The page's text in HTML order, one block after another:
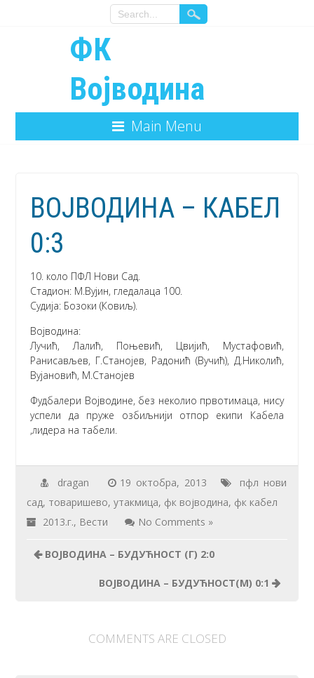
ФК
Војводина
Main Menu
ВОЈВОДИНА – КАБЕЛ
0:3
10. коло ПФЛ Нови Сад.
Стадион: М.Вујин, гледалаца 100.
Судија: Бозоки (Ковиљ).
Војводина:
Лучић, Лалић, Поњевић, Цвијић, Мустафовић,
Ранисављев, Г.Станојев, Радонић (Вучић), Д.Николић,
Вујановић, М.Станојев
Фудбалери Војводине, без неколио првотимаца, нису
успели да пруже озбиљнији отпор екипи Кабела
,лидера на табели.
dragan 19 октобра, 2013
пфл нови
сад, товаришево,утакмица, фк војводина, фк кабел
2013.г., Вести No Comments »
ВОЈВОДИНА – БУДУЋНОСТ (Г) 2:0
ВОЈВОДИНА – БУДУЋНОСТ(М) 0:1
COMMENTS ARE CLOSED